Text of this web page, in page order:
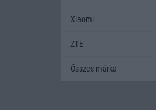
Xiaomi
ZTE
Összes márka